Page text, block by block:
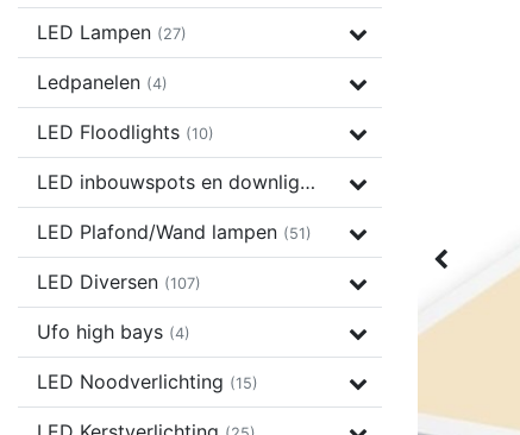
LED Lampen (27)
Ledpanelen (4)
LED Floodlights (10)
LED inbouwspots en downlights (37)
LED Plafond/Wand lampen (51)
LED Diversen (107)
Ufo high bays (4)
LED Noodverlichting (15)